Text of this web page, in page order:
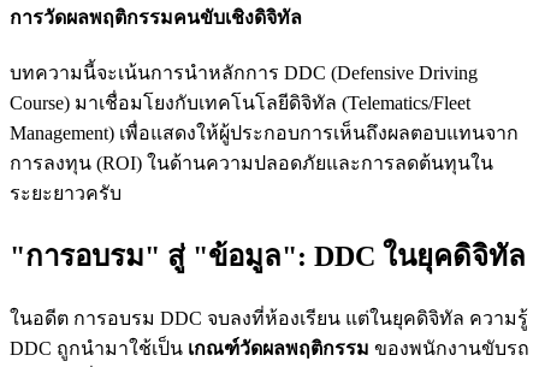
การวัดผลพฤติกรรมคนขับเชิงดิจิทัล
บทความนี้จะเน้นการนำหลักการ DDC (Defensive Driving
Course) มาเชื่อมโยงกับเทคโนโลยีดิจิทัล (Telematics/Fleet
Management) เพื่อแสดงให้ผู้ประกอบการเห็นถึงผลตอบแทนจาก
การลงทุน (ROI) ในด้านความปลอดภัยและการลดต้นทุนใน
ระยะยาวครับ
"การอบรม" สู่ "ข้อมูล": DDC ในยุคดิจิทัล
ในอดีต การอบรม DDC จบลงที่ห้องเรียน แต่ในยุคดิจิทัล ความรู้
DDC ถูกนำมาใช้เป็น เกณฑ์วัดผลพฤติกรรม ของพนักงานขับรถ